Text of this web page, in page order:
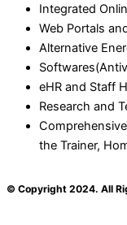
Integrated
Web Portals
Alternative
eHR and Staff
Research and
the Trainer,
© Copyright 2024. All